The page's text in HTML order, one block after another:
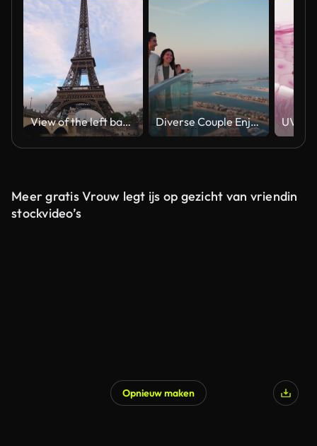
View of the left bank of the Seine River, the Eiffel Tower, boats sailing on the river, the Quai Jacques-Chirac embankment and Pont d'Iena, Jena Bridge spanning the River Seine of Paris, France. Diverse Couple Enjoying Sunset Views from High Rise Sky Deck Overlooking Palm Jumeirah
Meer gratis Vrouw legt ijs op gezicht van vriendin
stockvideo’s
Opnieuw maken